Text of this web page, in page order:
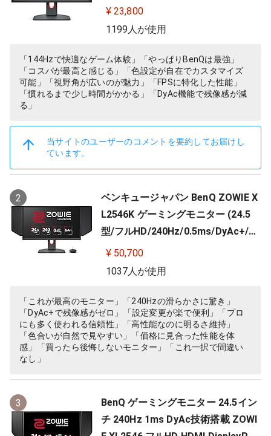
小さめ台座/OSDメニュー/指一本で
高さ調整)
¥ 23,800
1199人が使用
「144Hzで快適なゲーム体験」「やっぱりBenQは最強」
「コスパが最高と感じる」「色設定が自在でカスタマイズ
可能」「視野角が広いのが魅力」「FPSに特化した性能」
「慣れるまで少し時間がかかる」「DyAc機能で残像感が減
る」
当サイトのユーザーのコメントを要約してお届けし
ています。
2
ベンキュージャパン BenQ ZOWIE X
L2546K ゲーミングモニター (24.5
型/フルHD/240Hz/0.5ms/DyAc+/小
さめ台座/新筐体デザイン/新OSDメ
ニュー/新型液晶パネル採用)
¥ 50,700
1037人が使用
「これが最高のモニター」「240Hzの滑らかさに驚き」
「DyAc+で残像感がゼロ」「設定変更が楽で便利」「プロ
にも多く使われる信頼性」「高性能なのに明るさ維持」
「色合いが自然で見やすい」「価格に見合った性能を体
感」「買ったら後悔しないモニター」「これ一択で間違い
なし」
3
BenQ ゲーミングモニター 24.5イン
チ 240Hz 1ms DyAc技術搭載 ZOWI